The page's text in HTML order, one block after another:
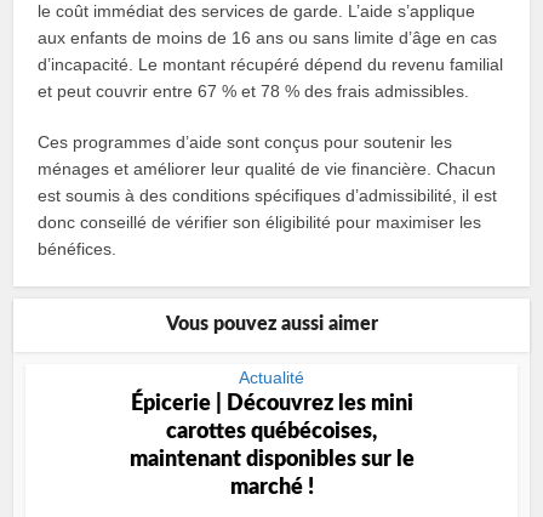
le coût immédiat des services de garde. L’aide s’applique
aux enfants de moins de 16 ans ou sans limite d’âge en cas
d’incapacité. Le montant récupéré dépend du revenu familial
et peut couvrir entre 67 % et 78 % des frais admissibles.
Ces programmes d’aide sont conçus pour soutenir les
ménages et améliorer leur qualité de vie financière. Chacun
est soumis à des conditions spécifiques d’admissibilité, il est
donc conseillé de vérifier son éligibilité pour maximiser les
bénéfices.
Vous pouvez aussi aimer
Actualité
Épicerie | Découvrez les mini
carottes québécoises,
maintenant disponibles sur le
marché !